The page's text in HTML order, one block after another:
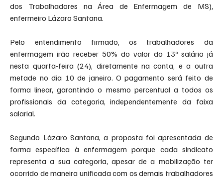
dos Trabalhadores na Área de Enfermagem de MS),
enfermeiro Lázaro Santana.
Pelo entendimento firmado, os trabalhadores da
enfermagem irão receber 50% do valor do 13º salário já
nesta quarta-feira (24), diretamente na conta, e a outra
metade no dia 10 de janeiro. O pagamento será feito de
forma linear, garantindo o mesmo percentual a todos os
profissionais da categoria, independentemente da faixa
salarial.
Segundo Lázaro Santana, a proposta foi apresentada de
forma específica à enfermagem porque cada sindicato
representa a sua categoria, apesar de a mobilização ter
ocorrido de maneira unificada com os demais trabalhadores